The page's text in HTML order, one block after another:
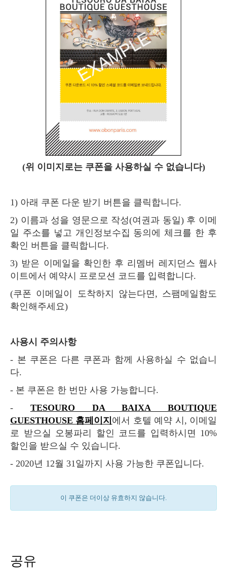
(위 이미지로는 쿠폰을 사용하실 수 없습니다)
1) 아래 쿠폰 다운 받기 버튼을 클릭합니다.
2) 이름과 성을 영문으로 작성(여권과 동일) 후 이메
일 주소를 넣고 개인정보수집 동의에 체크를 한 후
확인 버튼을 클릭합니다.
3) 받은 이메일을 확인한 후 리멤버 레지던스 웹사
이트에서 예약시 프로모션 코드를 입력합니다.
(쿠폰 이메일이 도착하지 않는다면, 스팸메일함도
확인해주세요)
사용시 주의사항
- 본 쿠폰은 다른 쿠폰과 함께 사용하실 수 없습니
다.
- 본 쿠폰은 한 번만 사용 가능합니다.
TESOURO DA BAIXA BOUTIQUE
GUESTHOUSE 홈페이지 에서 호텔 예약 시, 이메일
로 받으실 오봉파리 할인 코드를 입력하시면 10%
할인을 받으실 수 있습니다.
- 2020년 12월 31일까지 사용 가능한 쿠폰입니다.
이 쿠폰은 더이상 유효하지 않습니다.
공유